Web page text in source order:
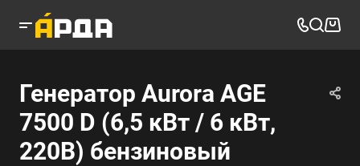
Генератор Aurora AGE
7500 D (6,5 кВт / 6 кВт,
220В) бензиновый